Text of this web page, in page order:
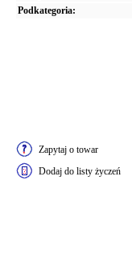
Podkategoria:
Zapytaj o towar
Dodaj do listy życzeń